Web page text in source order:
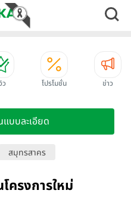
ว โปรโมชั่น ข่าว
บบละเอียด
สมุทรสาคร
ครงการใหม่